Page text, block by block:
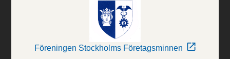
Föreningen Stockholms Företagsminnen